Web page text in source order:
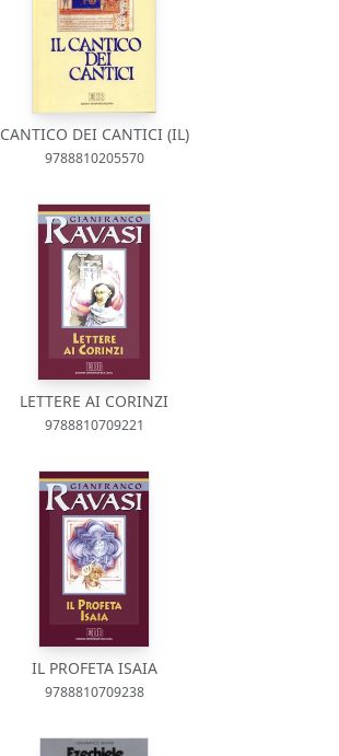
CANTICO DEI CANTICI (IL)
9788810205570
LETTERE AI CORINZI
9788810709221
IL PROFETA ISAIA
9788810709238